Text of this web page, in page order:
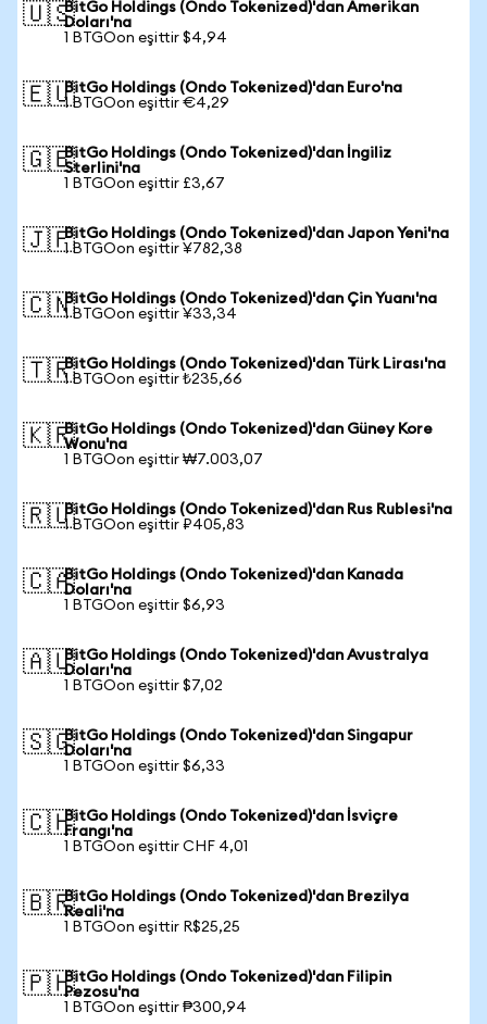
🇺🇸BitGo Holdings (Ondo Tokenized)'dan Amerikan
Doları'na
1 BTGOon eşittir $4,94
🇪🇺BitGo Holdings (Ondo Tokenized)'dan Euro'na
1 BTGOon eşittir €4,29
🇬🇧BitGo Holdings (Ondo Tokenized)'dan İngiliz
Sterlini'na
1 BTGOon eşittir £3,67
🇯🇵BitGo Holdings (Ondo Tokenized)'dan Japon Yeni'na
1 BTGOon eşittir ¥782,38
🇨🇳BitGo Holdings (Ondo Tokenized)'dan Çin Yuanı'na
1 BTGOon eşittir ¥33,34
🇹🇷BitGo Holdings (Ondo Tokenized)'dan Türk Lirası'na
1 BTGOon eşittir ₺235,66
🇰🇷BitGo Holdings (Ondo Tokenized)'dan Güney Kore
Wonu'na
1 BTGOon eşittir ₩7.003,07
🇷🇺BitGo Holdings (Ondo Tokenized)'dan Rus Rublesi'na
1 BTGOon eşittir ₽405,83
🇨🇦BitGo Holdings (Ondo Tokenized)'dan Kanada
Doları'na
1 BTGOon eşittir $6,93
🇦🇺BitGo Holdings (Ondo Tokenized)'dan Avustralya
Doları'na
1 BTGOon eşittir $7,02
🇸🇬BitGo Holdings (Ondo Tokenized)'dan Singapur
Doları'na
1 BTGOon eşittir $6,33
🇨🇭BitGo Holdings (Ondo Tokenized)'dan İsviçre
Frangı'na
1 BTGOon eşittir CHF 4,01
🇧🇷BitGo Holdings (Ondo Tokenized)'dan Brezilya
Reali'na
1 BTGOon eşittir R$25,25
🇵🇭BitGo Holdings (Ondo Tokenized)'dan Filipin
Pezosu'na
1 BTGOon eşittir ₱300,94